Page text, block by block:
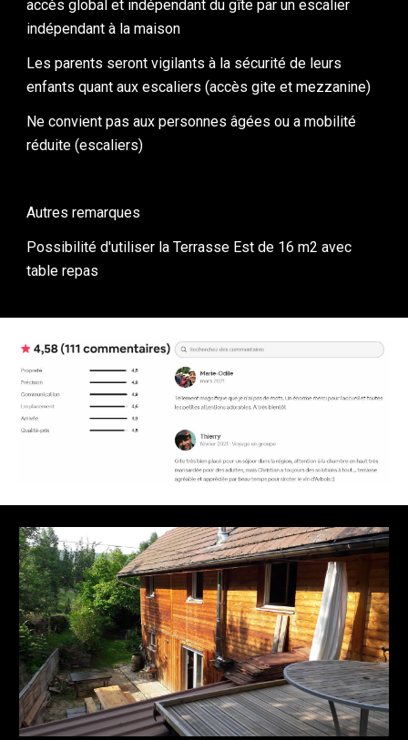
accès global et indépendant du gîte par un escalier
indépendant à la maison
Les parents seront vigilants à la sécurité de leurs
enfants quant aux escaliers (accès gite et mezzanine)
Ne convient pas aux personnes âgées ou a mobilité
réduite (escaliers)
Autres remarques
Possibilité d'utiliser la Terrasse Est de 16 m2 avec
table repas